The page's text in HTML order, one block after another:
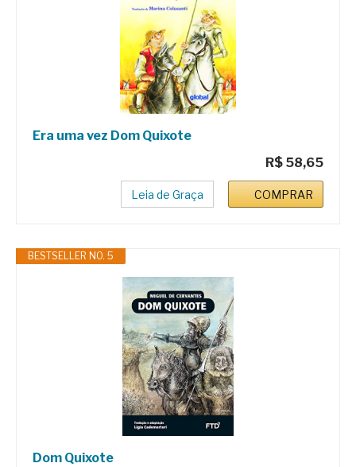
Era uma vez Dom Quixote
R$ 58,65
Leia de Graça COMPRAR
BESTSELLER NO. 5
Dom Quixote